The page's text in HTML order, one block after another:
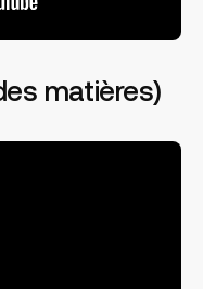
matières)